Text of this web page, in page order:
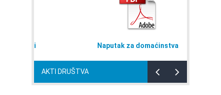
AKTI DRUŠTVA
Naputak za domaćinstva